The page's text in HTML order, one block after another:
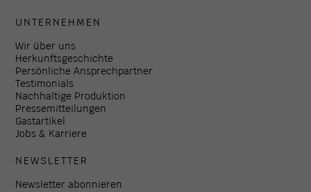
UNTERNEHMEN
Wir über uns
Herkunftsgeschichte
Persönliche Ansprechpartner
Testimonials
Nachhaltige Produktion
Pressemitteilungen
Gastartikel
Jobs & Karriere
NEWSLETTER
Newsletter abonnieren